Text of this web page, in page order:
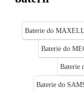
Baterie do
Baterie do
Baterie
Baterie do